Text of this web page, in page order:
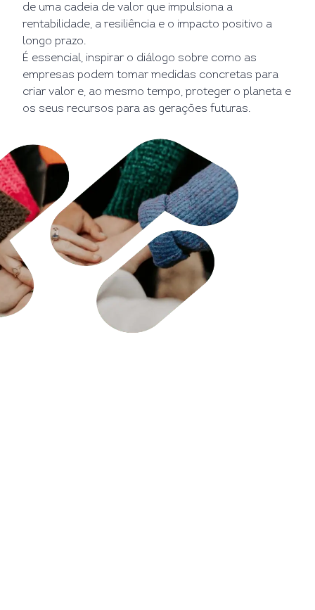
de uma cadeia de valor que impulsiona a
rentabilidade, a resiliência e o impacto positivo a
longo prazo.
É essencial, inspirar o diálogo sobre como as
empresas podem tomar medidas concretas para
criar valor e, ao mesmo tempo, proteger o planeta e
os seus recursos para as gerações futuras.